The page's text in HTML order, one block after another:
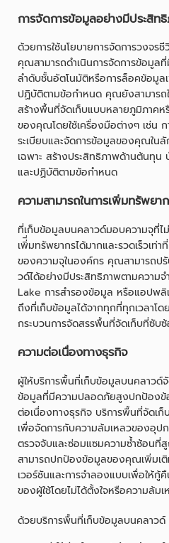
การจัดการข้อมูลอย่างมีประสิท
ด้วยการใช้นโยบายการจัดการวงจ
คุณสามารถดำเนินการจัดการข้อมูล
ลำดับชั้นอัตโนมัติหรือการล็อคข้อมู
ปฏิบัติตามข้อกำหนด คุณยังสามารถ
สร้างพื้นที่จัดเก็บแบบหลายภูมิภาคห
ของคุณโดยใช้เครื่องมือต่างๆ เช่น
ระเบียบและจัดการข้อมูลของคุณใ
เฉพาะ สร้างประสิทธิภาพด้านต้นทุน
และปฏิบัติตามข้อกำหนด
ความสามารถในการเพิ่มทรัพยา
ที่เก็บข้อมูลบนคลาวด์มอบความจุที่
เพิ่ิ่มทรัพยากรได้มากและรวดเร็วเ
ของความจุในองค์กร คุณสามารถป
วด์ได้อย่างมีประสิทธิภาพตามความจ
Lake การสำรองข้อมูล หรือแอปพลิ
ถึงที่เก็บข้อมูลได้จากทุกที่ทุกเวลาโ
กระบวนการจัดสรรพื้นที่จัดเก็บที่ซับ
ความต่อเนื่องทางธุรกิจ
ผู้ให้บริการพื้นที่เก็บข้อมูลบนคลาว
ข้อมูลที่มีความปลอดภัยสูงปกป้อง
ต่อเนื่องทางธุรกิจ บริการพื้นที่จัดเ
เพื่อจัดการกับความล้มเหลวของอุ
ตรวจจับและซ่อมแซมความซ้ำซ้อน
สามารถปกป้องข้อมูลของคุณเพิ่มเติ
เวอร์ชันและการจำลองแบบเพื่อให้กู้
ของผู้ใช้โดยไม่ได้ตั้งใจหรือความล้ม
ด้วยบริการพื้นที่เก็บข้อมูลบนคลาว